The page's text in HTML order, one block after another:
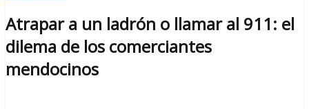
Atrapar a un ladrón o llamar al 911: el
dilema de los comerciantes
mendocinos